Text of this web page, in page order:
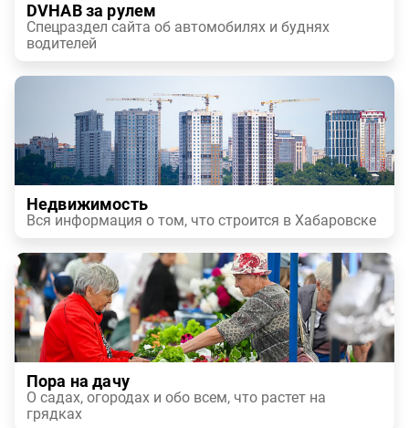
DVHAB за рулем
Спецраздел сайта об автомобилях и буднях
водителей
Недвижимость
Вся информация о том, что строится в Хабаровске
Пора на дачу
О садах, огородах и обо всем, что растет на
грядках